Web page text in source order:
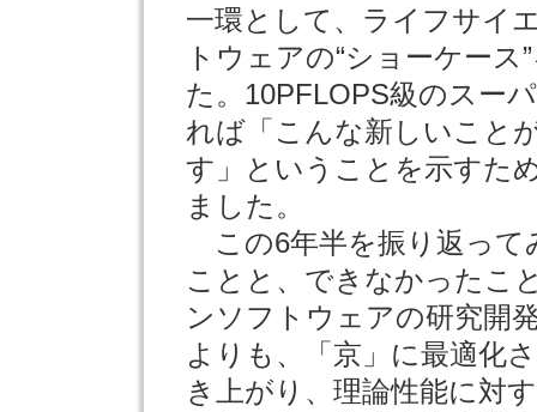
一環として、ライフサイ
トウェアの“ショーケー
た。10PFLOPS級のスー
れば「こんな新しいこと
す」ということを示すた
ました。
この6年半を振り返って
ことと、できなかったこ
ンソフトウェアの研究開
よりも、「京」に最適化
き上がり、理論性能に対